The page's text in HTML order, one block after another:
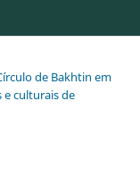
de Bakhtin em
e culturais de